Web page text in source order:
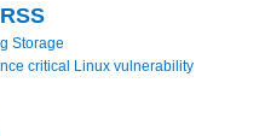
Storage
critical Linux vulnerability